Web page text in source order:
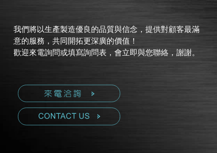
我們將以生產製造優良的品質與信念，提供對顧客最滿
意的服務，共同開拓更深廣的價值！
歡迎來電詢問或填寫詢問表，會立即與您聯絡，謝謝。